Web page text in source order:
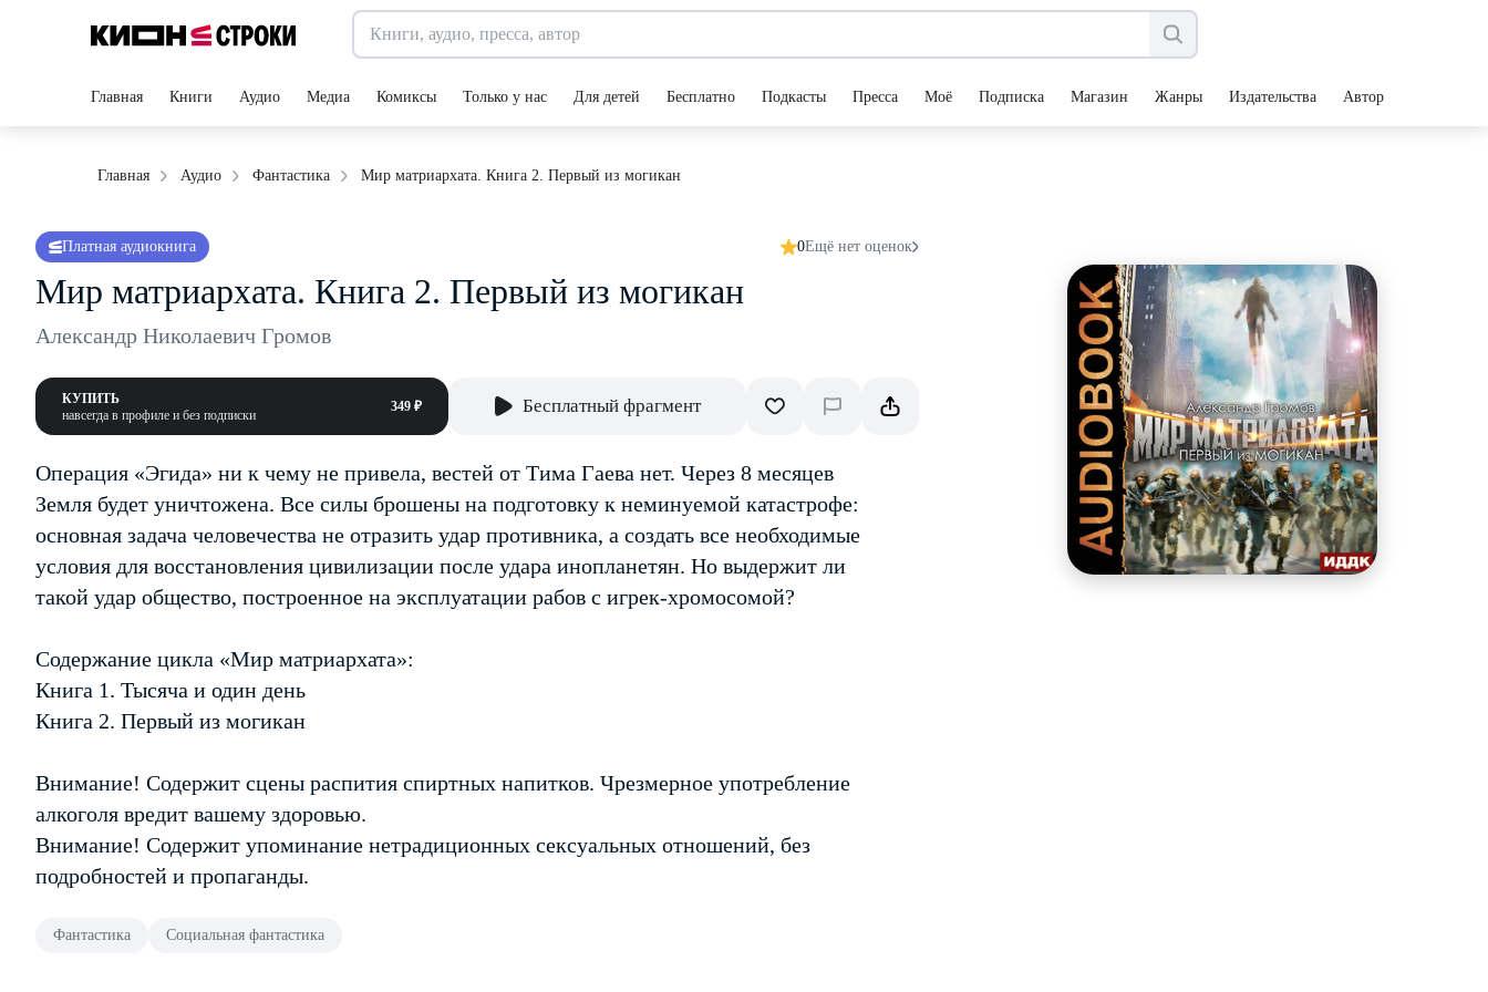
Главная Книги Аудио Медиа Комиксы Только у нас Для детей Бесплатно Подкасты Пресса Моё Подписка Магазин Жанры Издательства Авторы
Главная Аудио Фантастика Мир матриархата. Книга 2. Первый из могикан
Платная аудиокнига 0Ещё нет оценок
Мир матриархата. Книга 2. Первый из могикан
Александр Николаевич Громов
КУПИТЬ
навсегда в профиле и без подписки
349 ₽ Бесплатный фрагмент
Операция «Эгида» ни к чему не привела, вестей от Тима Гаева нет. Через 8 месяцев
Земля будет уничтожена. Все силы брошены на подготовку к неминуемой катастрофе:
основная задача человечества не отразить удар противника, а создать все необходимые
условия для восстановления цивилизации после удара инопланетян. Но выдержит ли
такой удар общество, построенное на эксплуатации рабов с игрек-хромосомой?
Содержание цикла «Мир матриархата»:
Книга 1. Тысяча и один день
Книга 2. Первый из могикан
Внимание! Содержит сцены распития спиртных напитков. Чрезмерное употребление
алкоголя вредит вашему здоровью.
Внимание! Содержит упоминание нетрадиционных сексуальных отношений, без
подробностей и пропаганды.
Фантастика Социальная фантастика